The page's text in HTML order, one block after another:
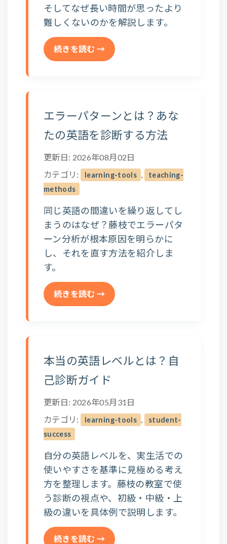
そしてなぜ長い時間が思ったより
難しくないのかを解説します。
続きを読む →
エラーパターンとは？あな
たの英語を診断する方法
更新日: 2026年08月02日
カテゴリ:
learning-tools ,
teaching-
methods
同じ英語の間違いを繰り返してし
まうのはなぜ？藤枝でエラーパタ
ーン分析が根本原因を明らかに
し、それを直す方法を紹介しま
す。
続きを読む →
本当の英語レベルとは？自
己診断ガイド
更新日: 2026年05月31日
カテゴリ:
learning-tools ,
student-
success
自分の英語レベルを、実生活での
使いやすさを基準に見極める考え
方を整理します。藤枝の教室で使
う診断の視点や、初級・中級・上
級の違いを具体例で説明します。
続きを読む →